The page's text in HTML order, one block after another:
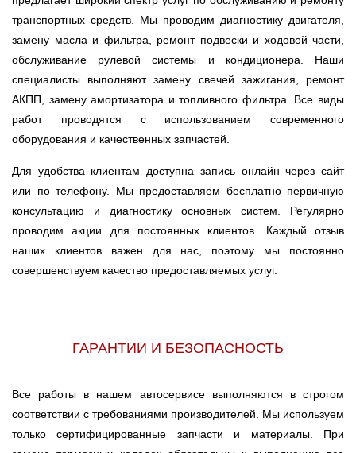
транспортных средств. Мы проводим диагностику двигателя,
замену масла и фильтра, ремонт подвески и ходовой части,
обслуживание рулевой системы и кондиционера. Наши
специалисты выполняют замену свечей зажигания, ремонт
АКПП, замену амортизатора и топливного фильтра. Все виды
работ проводятся с использованием современного
оборудования и качественных запчастей.
Для удобства клиентам доступна запись онлайн через сайт
или по телефону. Мы предоставляем бесплатно первичную
консультацию и диагностику основных систем. Регулярно
проводим акции для постоянных клиентов. Каждый отзыв
наших клиентов важен для нас, поэтому мы постоянно
совершенствуем качество предоставляемых услуг.
ГАРАНТИИ И БЕЗОПАСНОСТЬ
Все работы в нашем автосервисе выполняются в строгом
соответствии с требованиями производителей. Мы используем
только сертифицированные запчасти и материалы. При